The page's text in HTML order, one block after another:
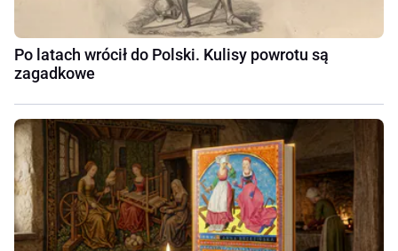
Po latach wrócił do Polski. Kulisy powrotu są
zagadkowe